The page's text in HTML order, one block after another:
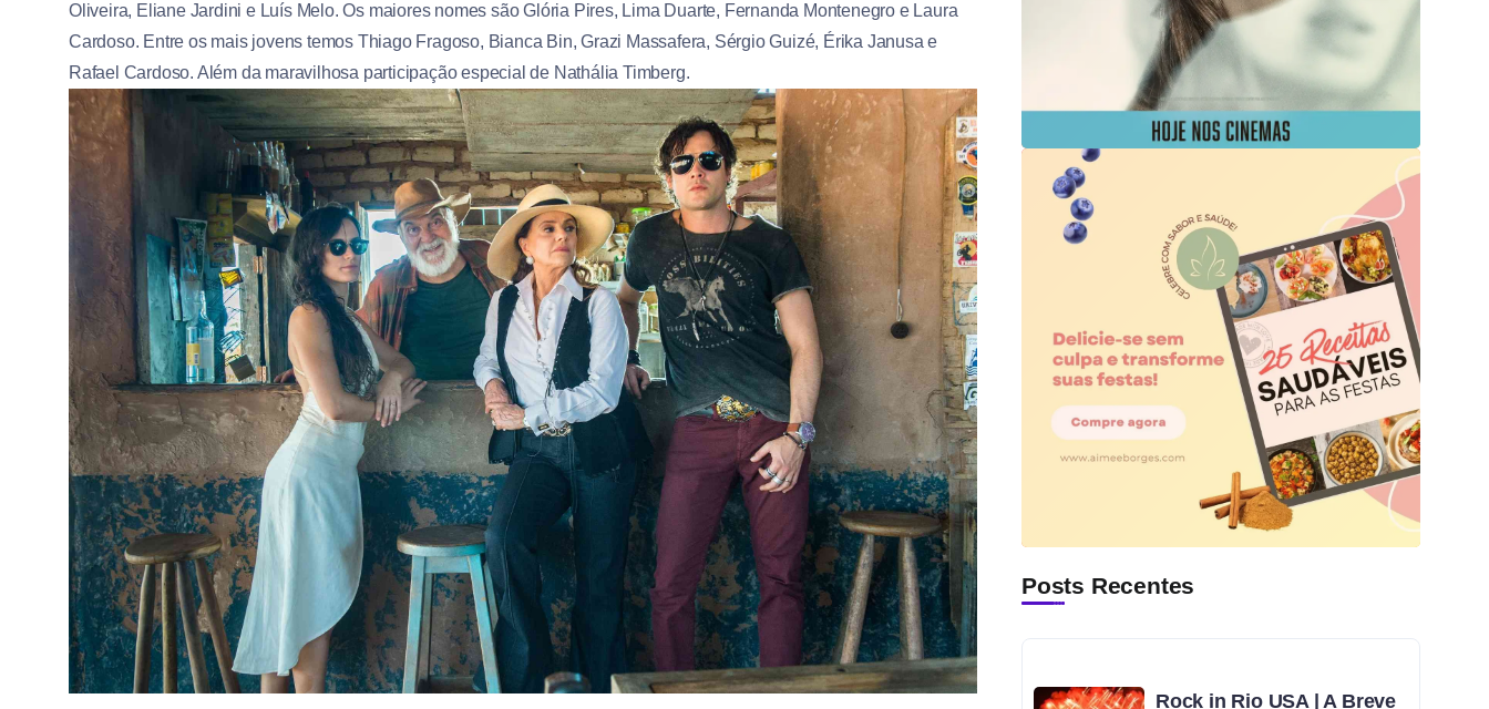
Oliveira, Eliane Jardini e Luís Melo. Os maiores nomes são Glória Pires, Lima Duarte, Fernanda Montenegro e Laura
Cardoso. Entre os mais jovens temos Thiago Fragoso, Bianca Bin, Grazi Massafera, Sérgio Guizé, Érika Janusa e
Rafael Cardoso. Além da maravilhosa participação especial de Nathália Timberg.
Posts Recentes
Rock in Rio USA | A Breve